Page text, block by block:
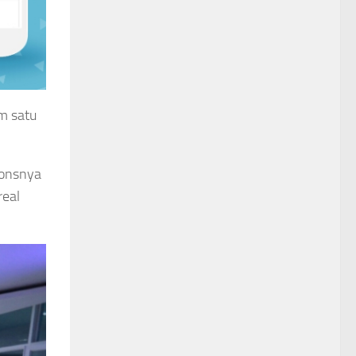
satu